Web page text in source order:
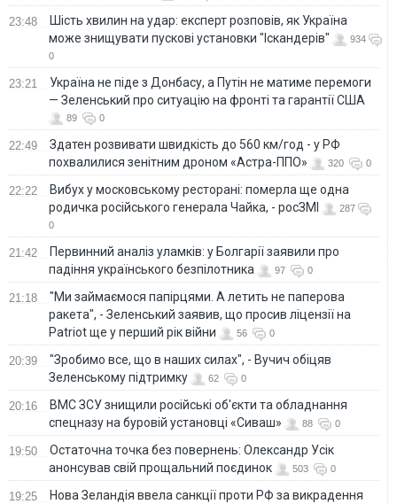
23:48
Шість хвилин на удар: експерт розповів, як Україна
може знищувати пускові установки "Іскандерів"
934
0
23:21
Україна не піде з Донбасу, а Путін не матиме перемоги
— Зеленський про ситуацію на фронті та гарантії США
89 0
22:49
Здатен розвивати швидкість до 560 км/год - у РФ
похвалилися зенітним дроном «Астра-ППО»
320 0
22:22
Вибух у московському ресторані: померла ще одна
родичка російського генерала Чайка, - росЗМІ
287
0
21:42
Первинний аналіз уламків: у Болгарії заявили про
падіння українського безпілотника
97 0
21:18
"Ми займаємося папірцями. А летить не паперова
ракета", - Зеленський заявив, що просив ліцензії на
Patriot ще у перший рік війни
56 0
20:39
"Зробимо все, що в наших силах", - Вучич обіцяв
Зеленському підтримку
62 0
20:16
ВМС ЗСУ знищили російські об'єкти та обладнання
спецназу на буровій установці «Сиваш»
88 0
19:50
Остаточна точка без повернень: Олександр Усік
анонсував свій прощальний поєдинок
503 0
19:25
Нова Зеландія ввела санкції проти РФ за викрадення